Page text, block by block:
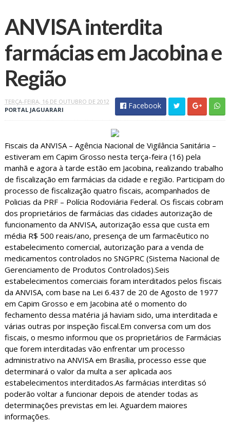
ANVISA interdita
farmácias em Jacobina e
Região
TERÇA-FEIRA, 16 DE OUTUBRO DE 2012
PORTAL JAGUARARI
Facebook
Fiscais da ANVISA – Agência Nacional de Vigilância Sanitária –
estiveram em Capim Grosso nesta terça-feira (16) pela
manhã e agora à tarde estão em Jacobina, realizando trabalho
de fiscalização em farmácias da cidade e região. Participam do
processo de fiscalização quatro fiscais, acompanhados de
Policias da PRF – Polícia Rodoviária Federal. Os fiscais cobram
dos proprietários de farmácias das cidades autorização de
funcionamento da ANVISA, autorização essa que custa em
média R$ 500 reais/ano, presença de um farmacêutico no
estabelecimento comercial, autorização para a venda de
medicamentos controlados no SNGPRC (Sistema Nacional de
Gerenciamento de Produtos Controlados).Seis
estabelecimentos comerciais foram interditados pelos fiscais
da ANVISA, com base na Lei 6.437 de 20 de Agosto de 1977
em Capim Grosso e em Jacobina até o momento do
fechamento dessa matéria já haviam sido, uma interditada e
várias outras por inspeção fiscal.Em conversa com um dos
fiscais, o mesmo informou que os proprietários de Farmácias
que forem interditadas vão enfrentar um processo
administrativo na ANVISA em Brasília, processo esse que
determinará o valor da multa a ser aplicada aos
estabelecimentos interditados.As farmácias interditas só
poderão voltar a funcionar depois de atender todas as
determinações previstas em lei. Aguardem maiores
informações.